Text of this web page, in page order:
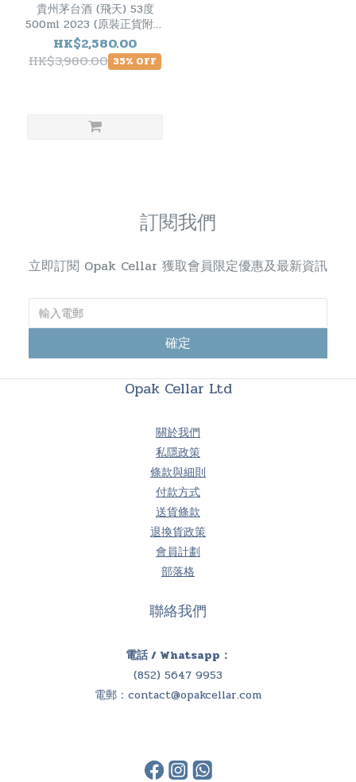
貴州茅台酒 (飛天) 53度
500ml 2023 (原裝正貨附酒
杯兩隻)
HK$2,580.00
HK$3,980.00 35% OFF
訂閱我們
立即訂閱 Opak Cellar 獲取會員限定優惠及最新資訊
確定
Opak Cellar Ltd
關於我們
私隱政策
條款與細則
付款方式
送貨條款
退換貨政策
會員計劃
部落格
聯絡我們
電話 / Whatsapp：
(852) 5647 9953
電郵： contact@opakcellar.com